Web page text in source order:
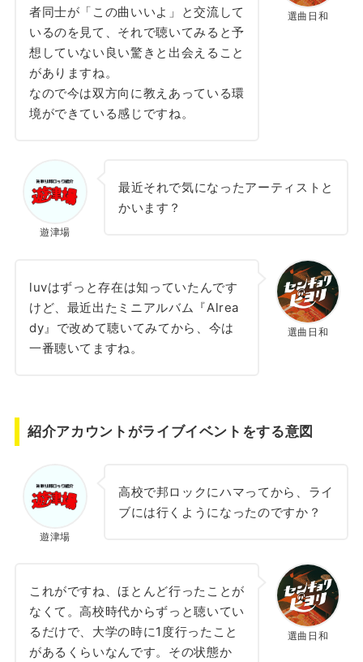
選曲日和
者同士が「この曲いいよ」と交流して
いるのを見て、それで聴いてみると予
想していない良い驚きと出会えること
がありますね。
なので今は双方向に教えあっている環
境ができている感じですね。
遊津場
最近それで気になったアーティストと
かいます？
選曲日和
luvはずっと存在は知っていたんです
けど、最近出たミニアルバム『Alrea
dy』で改めて聴いてみてから、今は
一番聴いてますね。
紹介アカウントがライブイベントをする意図
遊津場
高校で邦ロックにハマってから、ライ
ブには行くようになったのですか？
選曲日和
これがですね、ほとんど行ったことが
なくて。高校時代からずっと聴いてい
るだけで、大学の時に1度行ったこと
があるくらいなんです。その状態か